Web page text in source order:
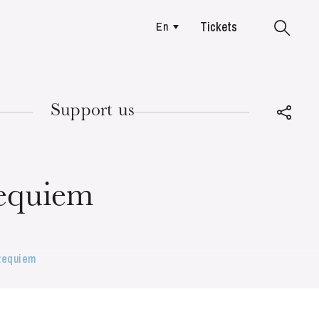
En Tickets
Support us